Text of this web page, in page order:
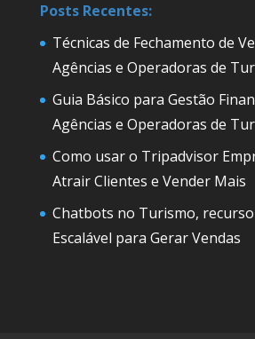
Posts Recentes:
Técnicas de Fechamento de
Agências e Operadoras de
Guia Básico para Gestão
Agências e Operadoras de
Como usar o Tripadvisor
Atrair Clientes e Vender Mais
Chatbots no Turismo,
Escalável para Gerar Vendas